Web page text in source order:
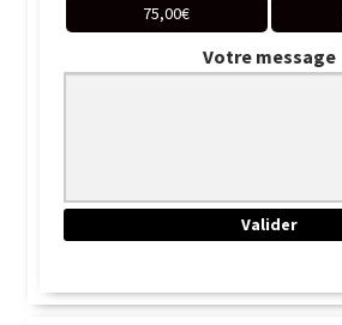
75,00€
Votre message